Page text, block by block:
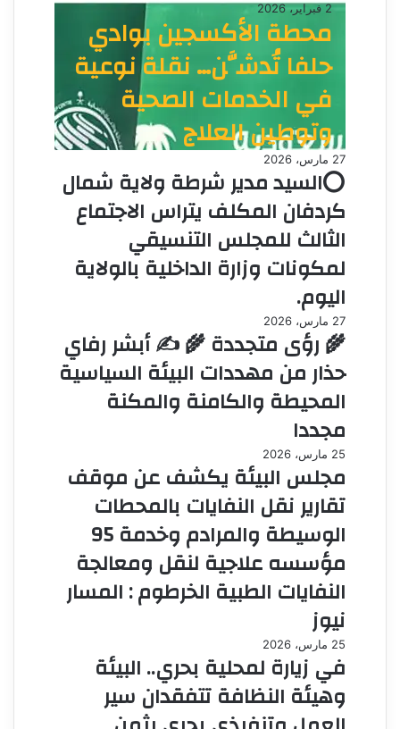
2 فبراير، 2026
محطة الأكسجين بوادي
حلفا تُدشَّن… نقلة نوعية
في الخدمات الصحية
وتوطين العلاج
27 مارس، 2026
⭕السيد مدير شرطة ولاية شمال
كردفان المكلف يتراس الاجتماع
الثالث للمجلس التنسيقي
لمكونات وزارة الداخلية بالولاية
اليوم.
27 مارس، 2026
🌾 رؤى متجددة 🌾 ✍️ أبشر رفاي
حذار من مهددات البيئة السياسية
المحيطة والكامنة والمكنة
مجددا
25 مارس، 2026
مجلس البيئة يكشف عن موقف
تقارير نقل النفايات بالمحطات
الوسيطة والمرادم وخدمة 95
مؤسسه علاجية لنقل ومعالجة
النفايات الطبية الخرطوم : المسار
نيوز
25 مارس، 2026
في زيارة لمحلية بحري.. البيئة
وهيئة النظافة تتفقدان سير